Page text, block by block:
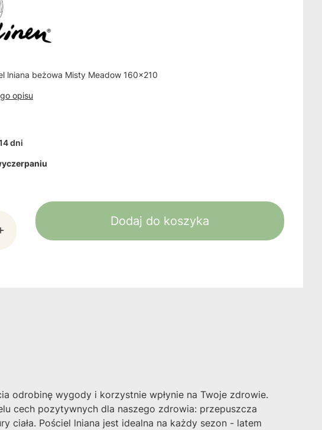
lniana beżowa Misty Meadow 160x210
opisu
dni
Dodaj do koszyka
odrobinę wygody i korzystnie wpłynie na Twoje zdrowie.
cech pozytywnych dla naszego zdrowia: przepuszcza
ciała. Pościel lniana jest idealna na każdy sezon - latem